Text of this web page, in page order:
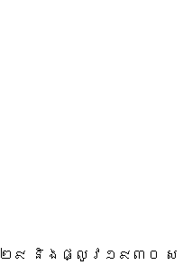
៩ និងផ្លូវ១៩៣០ ស